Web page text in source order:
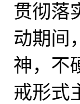
贯彻落
动期间
神，不
戒形式